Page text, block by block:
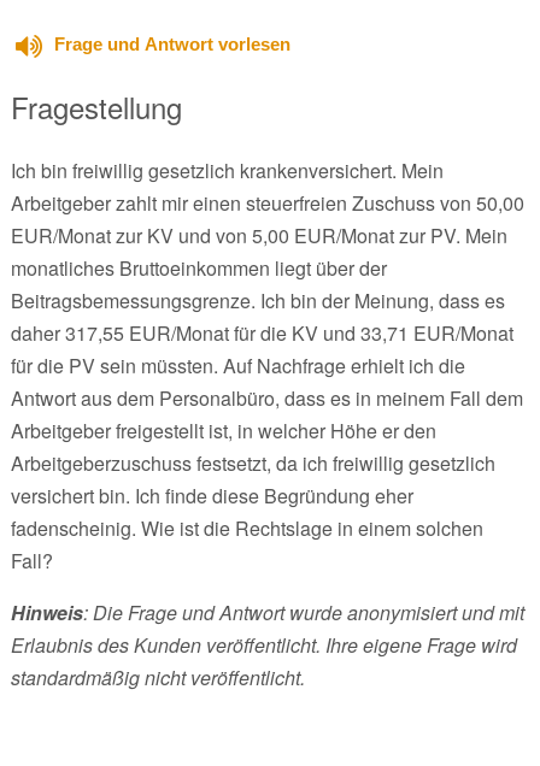
Frage und Antwort vorlesen
Fragestellung
Ich bin freiwillig gesetzlich krankenversichert. Mein
Arbeitgeber zahlt mir einen steuerfreien Zuschuss von 50,00
EUR/Monat zur KV und von 5,00 EUR/Monat zur PV. Mein
monatliches Bruttoeinkommen liegt über der
Beitragsbemessungsgrenze. Ich bin der Meinung, dass es
daher 317,55 EUR/Monat für die KV und 33,71 EUR/Monat
für die PV sein müssten. Auf Nachfrage erhielt ich die
Antwort aus dem Personalbüro, dass es in meinem Fall dem
Arbeitgeber freigestellt ist, in welcher Höhe er den
Arbeitgeberzuschuss festsetzt, da ich freiwillig gesetzlich
versichert bin. Ich finde diese Begründung eher
fadenscheinig. Wie ist die Rechtslage in einem solchen
Fall?
Hinweis: Die Frage und Antwort wurde anonymisiert und mit
Erlaubnis des Kunden veröffentlicht. Ihre eigene Frage wird
standardmäßig nicht veröffentlicht.